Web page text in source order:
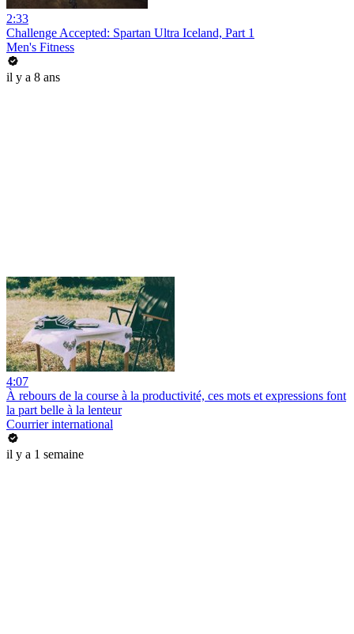
2:33
Challenge Accepted: Spartan Ultra Iceland, Part 1
Men's Fitness
il y a 8 ans
4:07
À rebours de la course à la productivité, ces mots et expressions font
la part belle à la lenteur
Courrier international
il y a 1 semaine